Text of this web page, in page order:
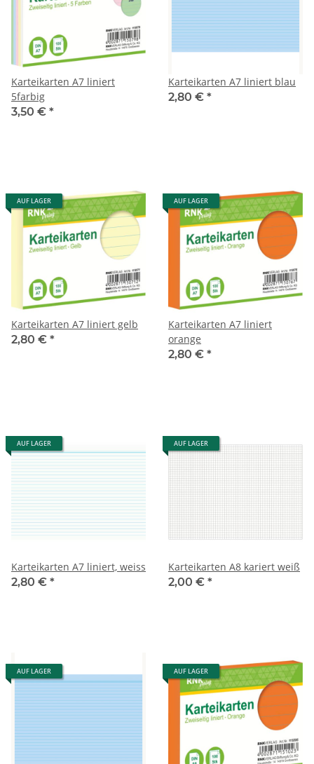
Karteikarten A7 liniert
5farbig
3,50 € *
Karteikarten A7 liniert blau
2,80 € *
AUF LAGER
Karteikarten A7 liniert gelb
2,80 € *
AUF LAGER
Karteikarten A7 liniert
orange
2,80 € *
AUF LAGER
Karteikarten A7 liniert, weiss
2,80 € *
AUF LAGER
Karteikarten A8 kariert weiß
2,00 € *
AUF LAGER AUF LAGER